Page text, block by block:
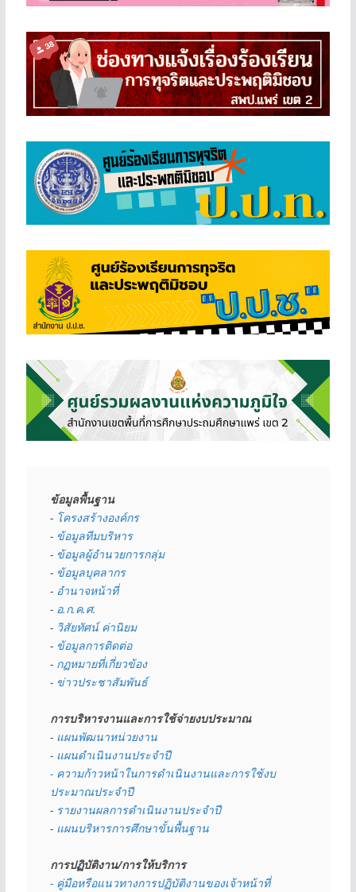
ข้อมูลพื้นฐาน
- โครงสร้างองค์กร
- ข้อมูลทีมบริหาร
- ข้อมูลผู้อำนวยการกลุ่ม
- ข้อมูลบุคลากร
- อำนาจหน้าที่
- อ.ก.ค.ศ.
- วิสัยทัศน์ ค่านิยม
- ข้อมูลการติดต่อ
- กฏหมายที่เกี่ยวข้อง
- ข่าวประชาสัมพันธ์
การบริหารงานและการใช้จ่ายงบประมาณ
- แผนพัฒนาหน่วยงาน
- แผนดำเนินงานประจำปี
- ความก้าวหน้าในการดำเนินงานและการใช้งบ
ประมาณประจำปี
- รายงานผลการดำเนินงานประจำปี
- แผนบริหารการศึกษาขั้นพื้นฐาน
การปฏิบัติงาน/การให้บริการ
- คู่มือหรือแนวทางการปฏิบัติงานของเจ้าหน้าที่